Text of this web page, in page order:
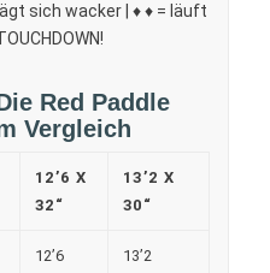
sich wacker | ♦ ♦ = läuft
Red Paddle
Vergleich
12’6 X
32“
13’2 X
30“
12’6
13’2